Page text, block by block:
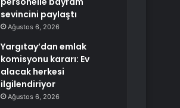
sevincini paylaştı
Ağustos 6, 2026
Yargıtay’dan emlak
komisyonu kararı: Ev
alacak herkesi
ilgilendiriyor
Ağustos 6, 2026